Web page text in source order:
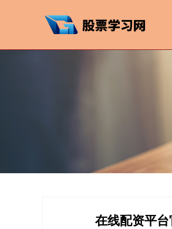
在线配资平